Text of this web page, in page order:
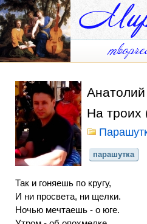
На троих
парашутка
Так и гоняешь по кругу,
И ни просвета, ни щелки.
Ночью мечтаешь - о юге.